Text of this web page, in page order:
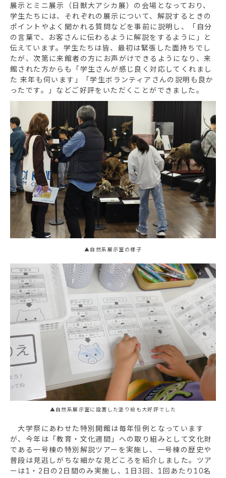
展示とミニ展示（日獣大アシカ展）の会場となっており、
学生たちには、それぞれの展示について、解説するときの
ポイントやよく聞かれる質問などを事前に説明し、「自分
の言葉で、お客さんに伝わるように解説をするように」と
伝えています。学生たちは皆、最初は緊張した面持ちでし
たが、次第に来館者の方にお声がけできるようになり、来
館された方からも「学生さんが感じ良く対応してくれまし
た 来年も伺います」「学生ボランティアさんの説明も良か
ったです。」などご好評をいただくことができました。
▲自然系展示室の様子
▲自然系展示室に設置した塗り絵も大好評でした
大学祭にあわせた特別開館は毎年恒例となっています
が、今年は「教育・文化週間」への取り組みとして文化財
である一号棟の特別解説ツアーを実施し、一号棟の歴史や
普段は見逃しがちな細かな見どころを紹介しました。ツア
ーは1・2日の2日間のみ実施し、1日3回、1回あたり10名